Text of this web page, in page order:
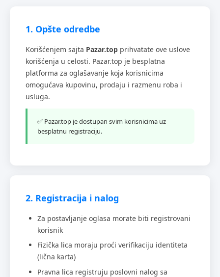
1. Opšte odredbe
Korišćenjem sajta Pazar.top prihvatate ove uslove
korišćenja u celosti. Pazar.top je besplatna
platforma za oglašavanje koja korisnicima
omogućava kupovinu, prodaju i razmenu roba i
usluga.
✅ Pazar.top je dostupan svim korisnicima uz
besplatnu registraciju.
2. Registracija i nalog
Za postavljanje oglasa morate biti registrovani
korisnik
Fizička lica moraju proći verifikaciju identiteta
(lična karta)
Pravna lica registruju poslovni nalog sa